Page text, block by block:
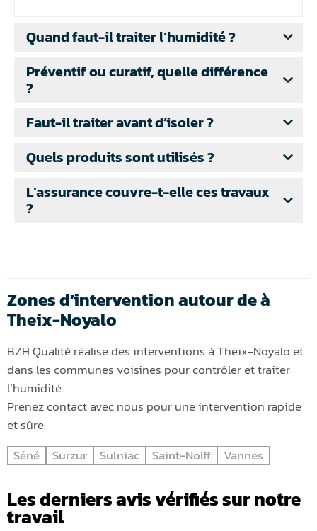
Quand faut-il traiter l’humidité ?
Préventif ou curatif, quelle différence
?
Faut-il traiter avant d’isoler ?
Quels produits sont utilisés ?
L’assurance couvre-t-elle ces travaux
?
Zones d’intervention autour de à
Theix-Noyalo
BZH Qualité réalise des interventions à Theix-Noyalo et
dans les communes voisines pour contrôler et traiter
l’humidité.
Prenez contact avec nous pour une intervention rapide
et sûre.
Séné
Surzur Sulniac Saint-Nolff Vannes
Les derniers avis vérifiés sur notre
travail